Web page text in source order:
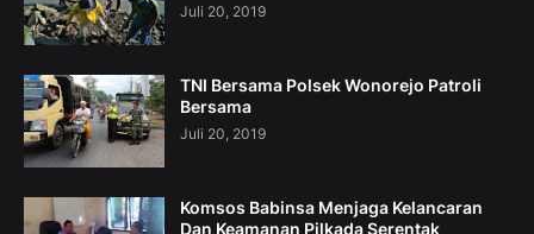
Juli 20, 2019
TNI Bersama Polsek Wonorejo Patroli
Bersama
Juli 20, 2019
Komsos Babinsa Menjaga Kelancaran
Dan Keamanan Pilkada Serentak